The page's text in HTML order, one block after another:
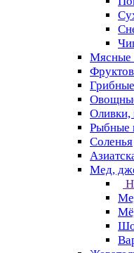
Мясные
Оливки,
Рыбные
Соленья
Мед,